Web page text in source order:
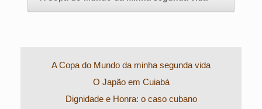
A Copa do Mundo da minha segunda vida
O Japão em Cuiabá
Dignidade e Honra: o caso cubano